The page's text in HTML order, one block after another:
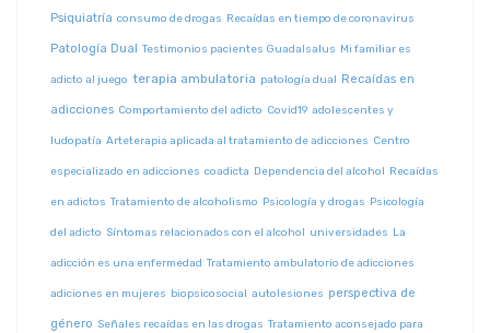
Psiquiatría consumo de drogas Recaídas en tiempo de coronavirus
Patología Dual Testimonios pacientes Guadalsalus Mi familiar es
adicto al juego terapia ambulatoria patología dual Recaídas en
adicciones Comportamiento del adicto Covid19 adolescentes y
ludopatía Arteterapia aplicada al tratamiento de adicciones Centro
especializado en adicciones coadicta Dependencia del alcohol Recaídas
en adictos Tratamiento de alcoholismo Psicología y drogas Psicología
del adicto Síntomas relacionados con el alcohol universidades La
adicción es una enfermedad Tratamiento ambulatorio de adicciones
adiciones en mujeres biopsicosocial autolesiones perspectiva de
género Señales recaídas en las drogas Tratamiento aconsejado para